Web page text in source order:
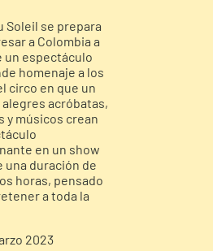
Soleil se prepara
a Colombia a
un espectáculo
homenaje a los
circo en que un
acróbatas,
y músicos crean
en un show
una duración de
horas, pensado
a toda la
2023